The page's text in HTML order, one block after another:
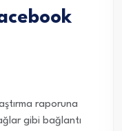
raporuna
gibi bağlantı